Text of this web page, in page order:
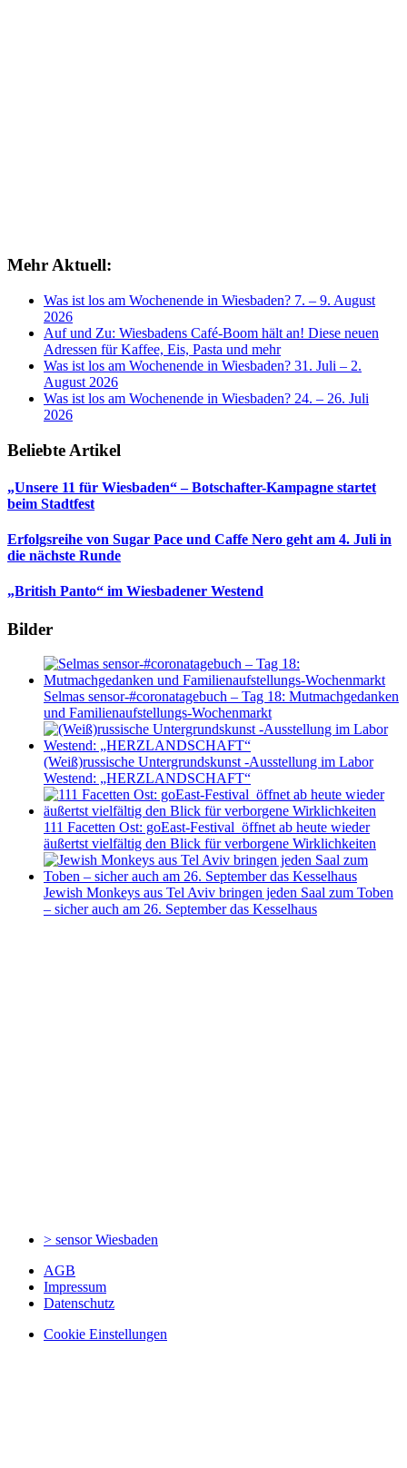
Mehr Aktuell:
Was ist los am Wochenende in Wiesbaden? 7. – 9. August
2026
Auf und Zu: Wiesbadens Café-Boom hält an! Diese neuen
Adressen für Kaffee, Eis, Pasta und mehr
Was ist los am Wochenende in Wiesbaden? 31. Juli – 2.
August 2026
Was ist los am Wochenende in Wiesbaden? 24. – 26. Juli
2026
Beliebte Artikel
„Unsere 11 für Wiesbaden“ – Botschafter-Kampagne startet
beim Stadtfest
Erfolgsreihe von Sugar Pace und Caffe Nero geht am 4. Juli in
die nächste Runde
„British Panto“ im Wiesbadener Westend
Bilder
Selmas sensor-#coronatagebuch – Tag 18: Mutmachgedanken
und Familienaufstellungs-Wochenmarkt
(Weiß)russische Untergrundskunst -Ausstellung im Labor
Westend: „HERZLANDSCHAFT“
111 Facetten Ost: goEast-Festival öffnet ab heute wieder
äußertst vielfältig den Blick für verborgene Wirklichkeiten
Jewish Monkeys aus Tel Aviv bringen jeden Saal zum Toben
– sicher auch am 26. September das Kesselhaus
> sensorWiesbaden
AGB
Impressum
Datenschutz
Cookie Einstellungen